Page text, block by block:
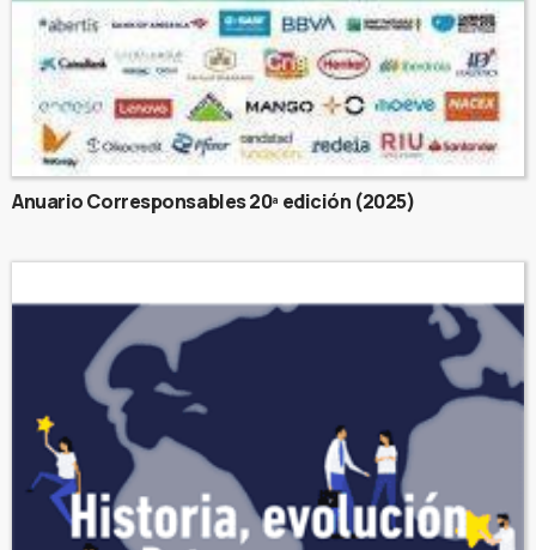
Anuario Corresponsables 20ª edición (2025)